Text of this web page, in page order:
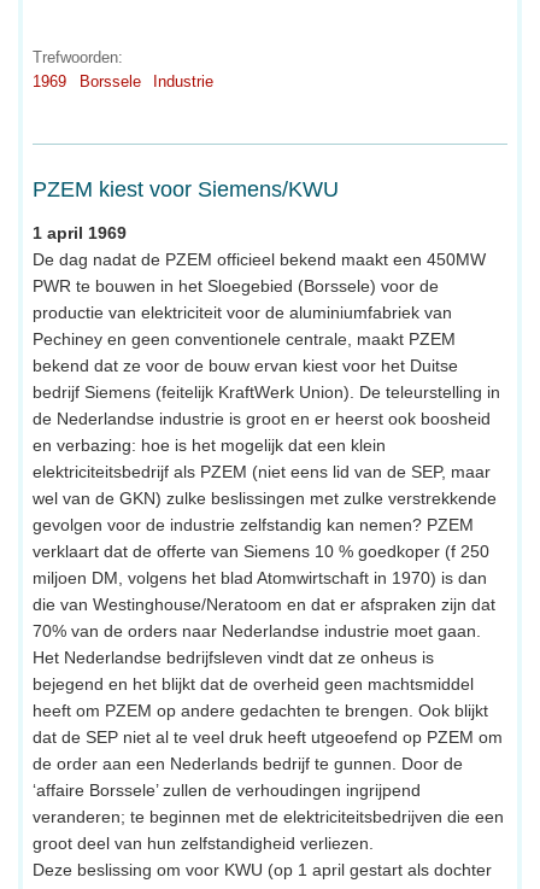
Trefwoorden:
1969
Borssele Industrie
PZEM kiest voor Siemens/KWU
1 april 1969
De dag nadat de PZEM officieel bekend maakt een 450MW
PWR te bouwen in het Sloegebied (Borssele) voor de
productie van elektriciteit voor de aluminiumfabriek van
Pechiney en geen conventionele centrale, maakt PZEM
bekend dat ze voor de bouw ervan kiest voor het Duitse
bedrijf Siemens (feitelijk KraftWerk Union). De teleurstelling in
de Nederlandse industrie is groot en er heerst ook boosheid
en verbazing: hoe is het mogelijk dat een klein
elektriciteitsbedrijf als PZEM (niet eens lid van de SEP, maar
wel van de GKN) zulke beslissingen met zulke verstrekkende
gevolgen voor de industrie zelfstandig kan nemen? PZEM
verklaart dat de offerte van Siemens 10 % goedkoper (f 250
miljoen DM, volgens het blad Atomwirtschaft in 1970) is dan
die van Westinghouse/Neratoom en dat er afspraken zijn dat
70% van de orders naar Nederlandse industrie moet gaan.
Het Nederlandse bedrijfsleven vindt dat ze onheus is
bejegend en het blijkt dat de overheid geen machtsmiddel
heeft om PZEM op andere gedachten te brengen. Ook blijkt
dat de SEP niet al te veel druk heeft utgeoefend op PZEM om
de order aan een Nederlands bedrijf te gunnen. Door de
‘affaire Borssele’ zullen de verhoudingen ingrijpend
veranderen; te beginnen met de elektriciteitsbedrijven die een
groot deel van hun zelfstandigheid verliezen.
Deze beslissing om voor KWU (op 1 april gestart als dochter